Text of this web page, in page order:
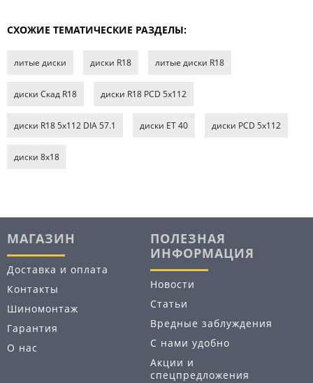
СХОЖИЕ ТЕМАТИЧЕСКИЕ РАЗДЕЛЫ:
литые диски диски R18 литые диски R18
диски Скад R18 диски R18 PCD 5x112
диски R18 5x112 DIA 57.1 диски ET 40 диски PCD 5x112
диски 8х18
МАГАЗИН
Доставка и оплата
Контакты
Шиномонтаж
Гарантия
О нас
ПОЛЕЗНАЯ
ИНФОРМАЦИЯ
Новости
Статьи
Вредные заблуждения
С нами удобно
Акции и
спецпредложения